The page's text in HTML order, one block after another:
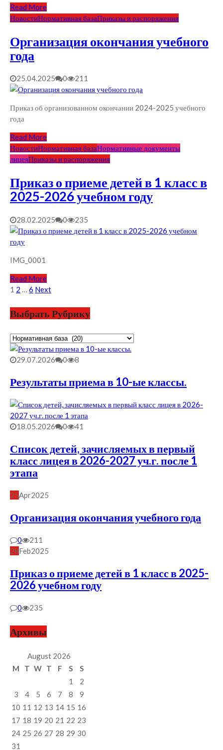
Read More
НовостиНормативная базаПриказы и распоряжения
Организация окончания учебного
года
25.04.2025 0 211
Приказ об организованном окончании 2024-2025 учебного
года
Read More
НовостиНормативная базаНормативные документы
лицеяПриказы и распоряжения
Приказ о приеме детей в 1 класс в
2025-2026 учебном году
28.02.2025 0 235
IMG_0001
Read More
Posts
pagination
1 2 6 Next
Выбрать Рубрику
Выбрать
Рубрику
29.07.2026
0 8
Результаты приема в 10-ые классы.
18.05.2026 0 41
Список детей, зачисляемых в первый
класс лицея в 2026-2027 уч.г. после 1
этапа
25Apr2025
Организация окончания учебного года
0
211
28Feb2025
Приказ о приеме детей в 1 класс в 2025-
2026 учебном году
0 235
Архивы
August 2026
M
T W T F S
S
1
2
3
4 5 6 7 8
9
10 11 12 13 14 15 16
17 18 19 20 21 22 23
24 25 26 27 28 29 30
31